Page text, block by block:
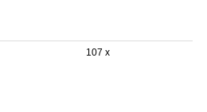
107 x